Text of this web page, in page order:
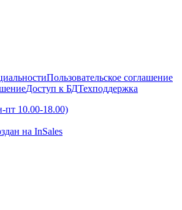
Пользовательское соглашение
Доступ к БДТехподдержка
пт 10.00-18.00)
на InSales